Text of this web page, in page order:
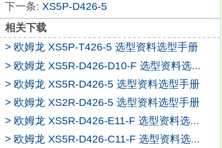
能欧姆龙XS5R-D426-5。
（S8VM-□□□ 24A□ P□型）
内置提示输出电压异常的电源故障检测功能
XS5R-D426-5
（300/600/1,500W型）
共8种容量29种机型，产品丰富齐全。
符合包括无铅在内的RoHS指令。
端子台采用防脱落螺钉的人性化设计。
（300/600/1,500W输出端子除外）
支持指触保护，防止触电。
下一条: XS5P-D426-5
相关下载
> 欧姆龙 XS5P-T426-5 选型资料选型手册
> 欧姆龙 XS5R-D426-D10-F 选型资料选...
> 欧姆龙 XS5R-D426-5 选型资料选型手册
> 欧姆龙 XS2R-D426-5 选型资料选型手册
> 欧姆龙 XS5R-D426-E11-F 选型资料选...
> 欧姆龙 XS5R-D426-C11-F 选型资料选...